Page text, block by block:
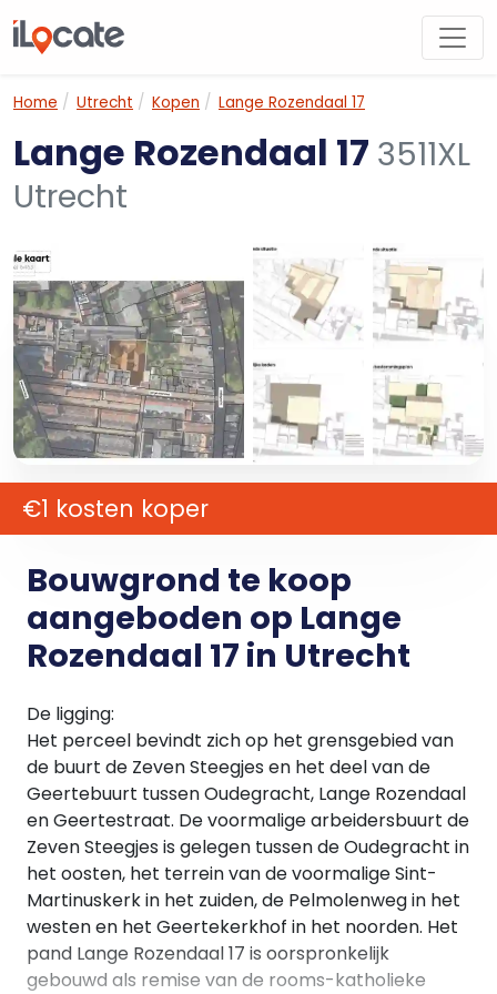
Home Utrecht Kopen Lange Rozendaal 17
Lange Rozendaal 17 3511XL
Utrecht
€1 kosten koper
Bouwgrond te koop
aangeboden op Lange
Rozendaal 17 in Utrecht
De ligging:
Het perceel bevindt zich op het grensgebied van
de buurt de Zeven Steegjes en het deel van de
Geertebuurt tussen Oudegracht, Lange Rozendaal
en Geertestraat. De voormalige arbeidersbuurt de
Zeven Steegjes is gelegen tussen de Oudegracht in
het oosten, het terrein van de voormalige Sint-
Martinuskerk in het zuiden, de Pelmolenweg in het
westen en het Geertekerkhof in het noorden. Het
pand Lange Rozendaal 17 is oorspronkelijk
gebouwd als remise van de rooms-katholieke